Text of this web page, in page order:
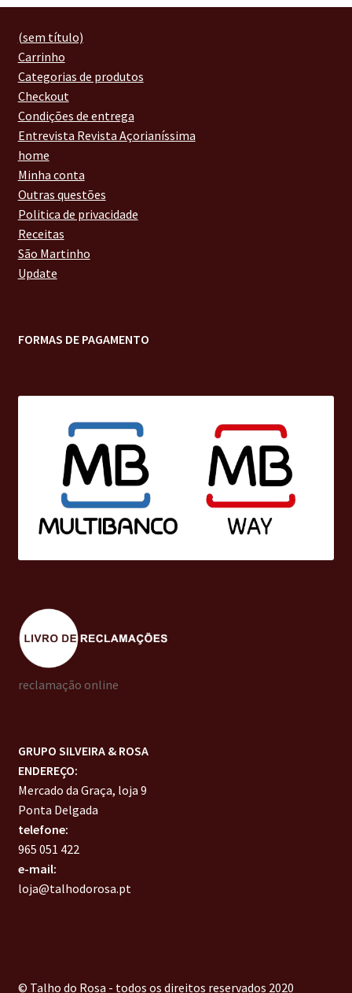
(sem título)
Carrinho
Categorias de produtos
Checkout
Condições de entrega
Entrevista Revista Açorianíssima
home
Minha conta
Outras questões
Politica de privacidade
Receitas
São Martinho
Update
FORMAS DE PAGAMENTO
reclamação online
GRUPO SILVEIRA & ROSA
ENDEREÇO:
Mercado da Graça, loja 9
Ponta Delgada
telefone:
965 051 422
e-mail:
loja@talhodorosa.pt
© Talho do Rosa - todos os direitos reservados 2020